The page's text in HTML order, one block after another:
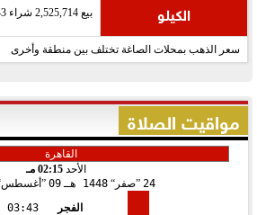
الكيلو بيع 2,525,714 شراء 2,537,143
سعر الذهب بمحلات الصاغة تختلف بين منطقة وأخرى
مواقيت الصلاة
الأحد02:15 مـ
24 صفر 1448 هـ 09 أغسطس
الفجر
03:43